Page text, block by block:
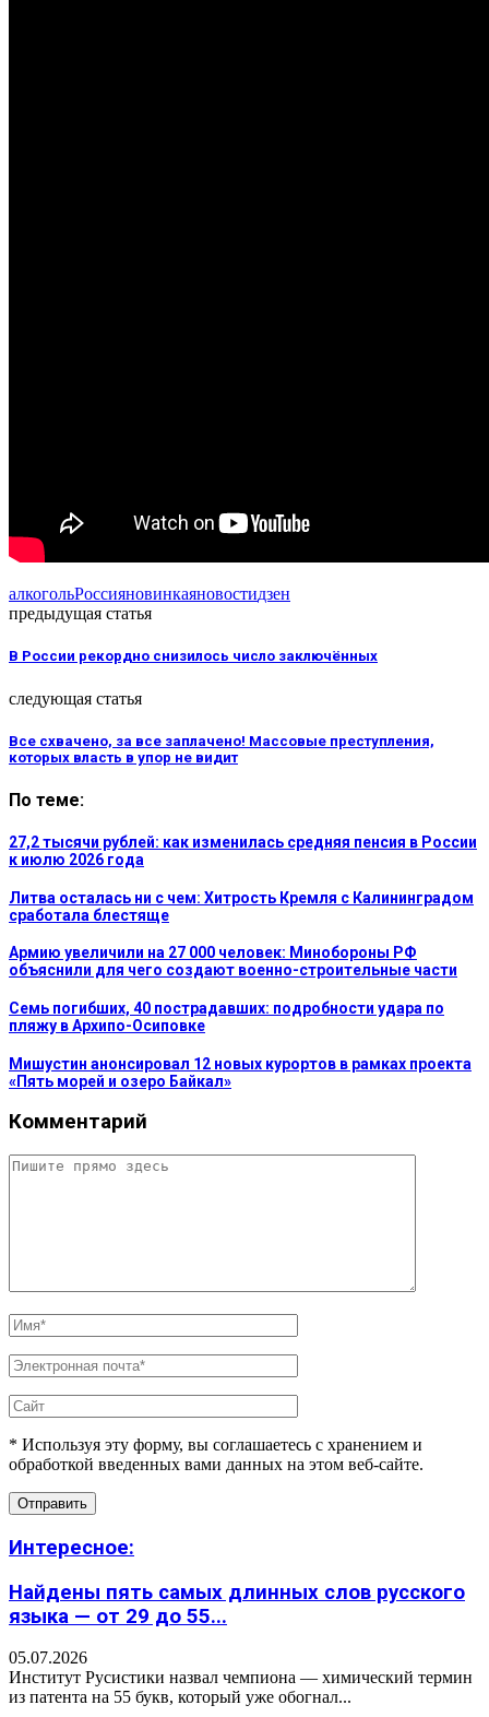
алкогольРоссияновинкаяновостидзен
предыдущая статья
В России рекордно снизилось число заключённых
следующая статья
Все схвачено, за все заплачено! Массовые преступления,
которых власть в упор не видит
По теме:
27,2 тысячи рублей: как изменилась средняя пенсия в России
к июлю 2026 года
Литва осталась ни с чем: Хитрость Кремля с Калининградом
сработала блестяще
Армию увеличили на 27 000 человек: Минобороны РФ
объяснили для чего создают военно-строительные части
Семь погибших, 40 пострадавших: подробности удара по
пляжу в Архипо-Осиповке
Мишустин анонсировал 12 новых курортов в рамках проекта
«Пять морей и озеро Байкал»
Комментарий
* Используя эту форму, вы соглашаетесь с хранением и
обработкой введенных вами данных на этом веб-сайте.
Интересное:
Найдены пять самых длинных слов русского
языка — от 29 до 55...
05.07.2026
Институт Русистики назвал чемпиона — химический термин
из патента на 55 букв, который уже обогнал...